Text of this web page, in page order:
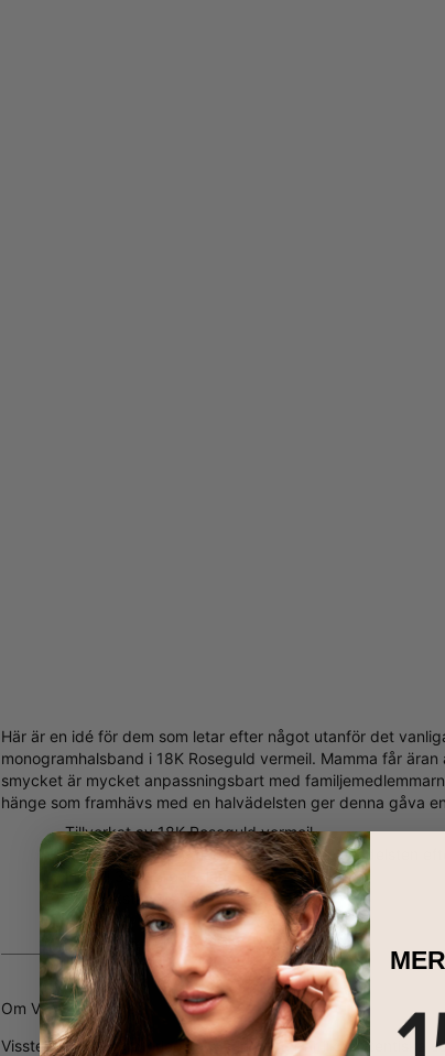
Här är en idé för dem som letar efter något utanför det
monogramhalsband i 18K Roseguld vermeil. Mamma får
smycket är mycket anpassningsbart med
hänge som framhävs med en halvädelsten ger denna gåva
Tillverkat av 18K Roseguld vermeil
Anpassningsbart med 3 initialer och halvädelsten
Finns i 3 justerbara längder
Alla bokstäver är versaler
Om Våra Diamanter
Visste du attlaboratorieodlade diamanterär lika autentiska